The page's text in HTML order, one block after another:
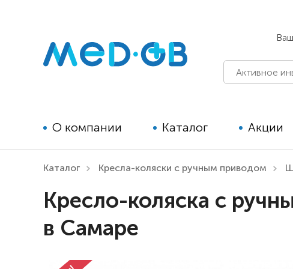
О компании Каталог
реабилитации для детей
Технические средства
реабилитации для взрослых
Акции
Каталог Кресла-коляски с ручным приводом
Кресло-коляска с
в Самаре